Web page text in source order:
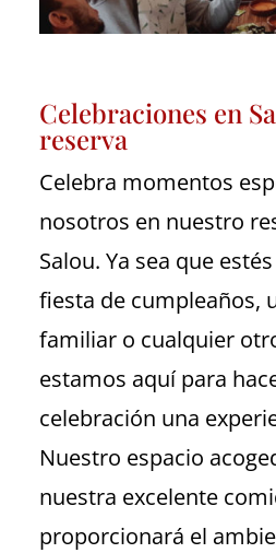
Celebraciones en
reserva
Celebra momentos
nosotros en nuestro
Salou. Ya sea que
fiesta de cumpleaños,
familiar o cualquier
estamos aquí para
celebración una
Nuestro espacio
nuestra excelente
proporcionará el